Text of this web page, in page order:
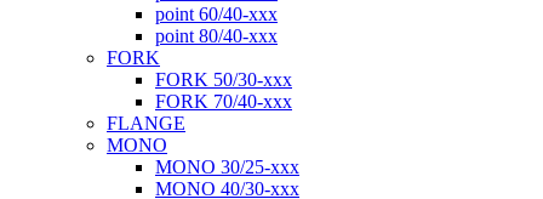
point 60/40-xxx
point 80/40-xxx
FORK
FORK 50/30-xxx
FORK 70/40-xxx
FLANGE
MONO
MONO 30/25-xxx
MONO 40/30-xxx